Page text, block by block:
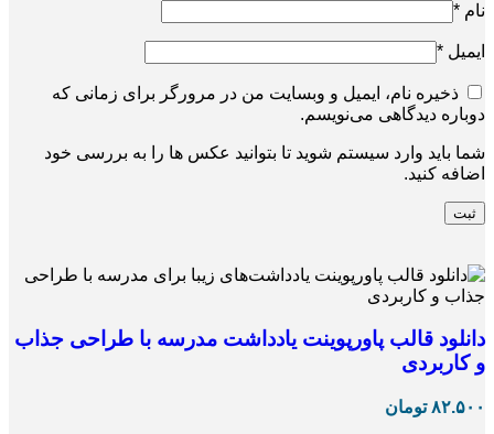
نام *
ایمیل *
ذخیره نام، ایمیل و وبسایت من در مرورگر برای زمانی که
دوباره دیدگاهی می‌نویسم.
شما باید وارد سیستم شوید تا بتوانید عکس ها را به بررسی خود
اضافه کنید.
دانلود قالب پاورپوینت یادداشت مدرسه با طراحی جذاب
و کاربردی
۸۲.۵۰۰ تومان